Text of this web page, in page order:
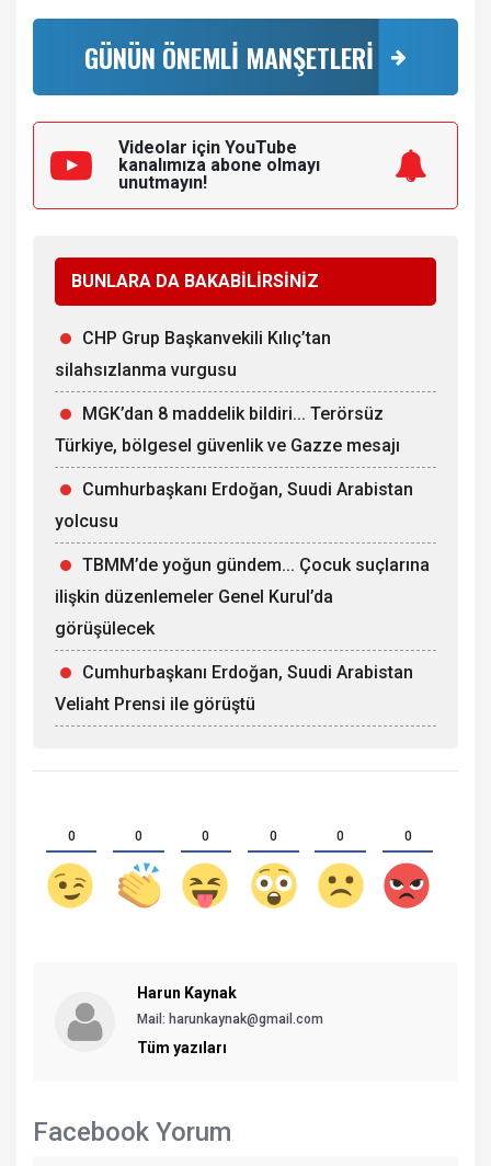
GÜNÜN ÖNEMLİ MANŞETLERİ
Videolar için YouTube
kanalımıza abone olmayı
unutmayın!
BUNLARA DA BAKABİLİRSİNİZ
CHP Grup Başkanvekili Kılıç’tan
silahsızlanma vurgusu
MGK’dan 8 maddelik bildiri... Terörsüz
Türkiye, bölgesel güvenlik ve Gazze mesajı
Cumhurbaşkanı Erdoğan, Suudi Arabistan
yolcusu
TBMM’de yoğun gündem... Çocuk suçlarına
ilişkin düzenlemeler Genel Kurul’da
görüşülecek
Cumhurbaşkanı Erdoğan, Suudi Arabistan
Veliaht Prensi ile görüştü
0 0 0 0 0 0
Harun Kaynak
Mail: harunkaynak@gmail.com
Tüm yazıları
Facebook Yorum